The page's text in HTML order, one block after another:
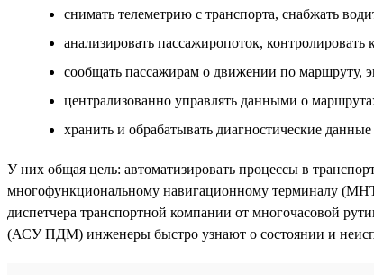
снимать телеметрию с транспорта, снабжать
анализировать пассажиропоток, контролировать
сообщать пассажирам о движении по маршруту,
централизованно управлять данными о
хранить и обрабатывать диагностические
У них общая цель: автоматизировать процессы в
многофункциональному навигационному терминалу
диспетчера транспортной компании от многочасовой
(АСУ ПДМ) инженеры быстро узнают о состоянии и